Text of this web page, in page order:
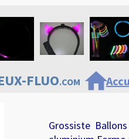
FLUO.COMhome
Grossiste